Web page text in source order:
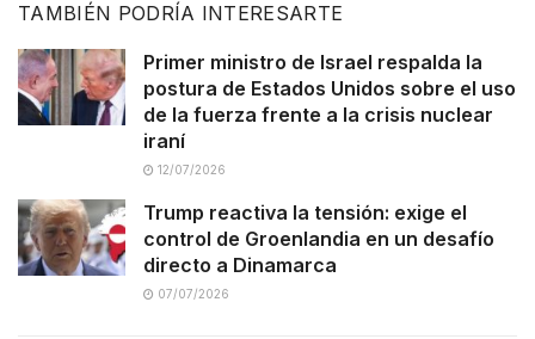
TAMBIÉN PODRÍA INTERESARTE
Primer ministro de Israel respalda la
postura de Estados Unidos sobre el uso
de la fuerza frente a la crisis nuclear
iraní
12/07/2026
Trump reactiva la tensión: exige el
control de Groenlandia en un desafío
directo a Dinamarca
07/07/2026